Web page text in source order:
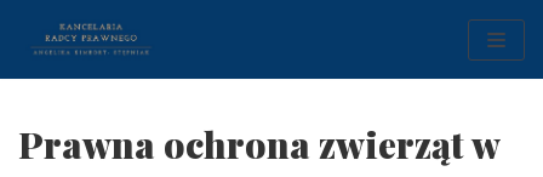
Skocz
do
treści
Prawna ochrona zwierząt w